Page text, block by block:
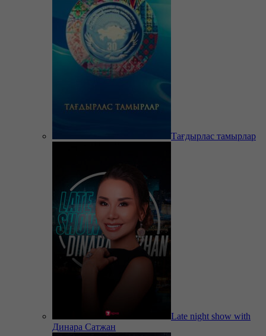
Тағдырлас тамырлар
Late night show with
Динара Сатжан